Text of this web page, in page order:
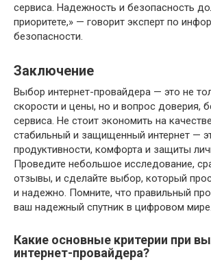
сервиса. Надежность и безопасность
приоритете,» — говорит эксперт по
безопасности.
Заключение
Выбор интернет-провайдера — это не
скорости и цены, но и вопрос доверия,
сервиса. Не стоит экономить на
стабильный и защищенный интернет —
продуктивности, комфорта и защиты
Проведите небольшое исследование,
отзывы, и сделайте выбор, который
и надежно. Помните, что правильный
ваш надежный спутник в цифровом мире.
Какие основные критерии при
интернет-провайдера?